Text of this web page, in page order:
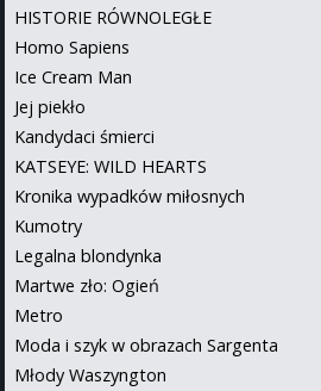
HISTORIE RÓWNOLEGŁE
Homo Sapiens
Ice Cream Man
Jej piekło
Kandydaci śmierci
KATSEYE: WILD HEARTS
Kronika wypadków miłosnych
Kumotry
Legalna blondynka
Martwe zło: Ogień
Metro
Moda i szyk w obrazach Sargenta
Młody Waszyngton